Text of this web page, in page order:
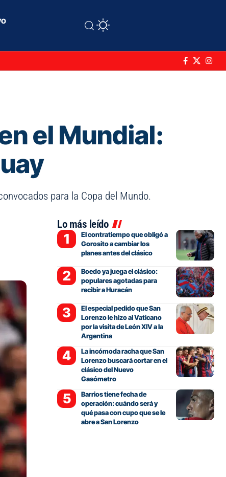
el Mundial:
para la Copa del Mundo.
Lo más leído
El contratiempo que obligó a
Gorosito a cambiar los
planes antes del clásico
Boedo ya juega el clásico:
populares agotadas para
recibir a Huracán
El especial pedido que San
Lorenzo le hizo al Vaticano
por la visita de León XIV a la
Argentina
La incómoda racha que San
Lorenzo buscará cortar en el
clásico del Nuevo
Gasómetro
Barrios tiene fecha de
operación: cuándo será y
qué pasa con cupo que se le
abre a San Lorenzo